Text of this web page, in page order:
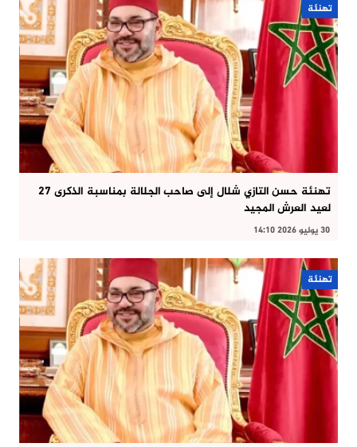
تهنئة
تهنئة حسن التازي شلال إلى صاحب الجلالة بمناسبة الذكرى 27
لعيد العرش المجيد
30 يوليو 2026 14:10
تهنئة